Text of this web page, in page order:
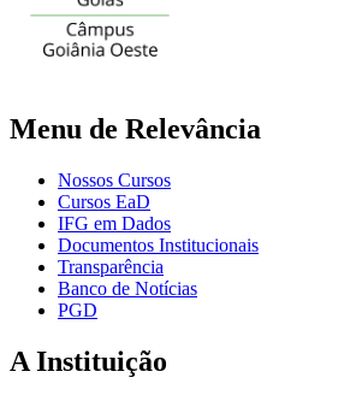
Menu de Relevância
Nossos Cursos
Cursos EaD
IFG em Dados
Documentos Institucionais
Transparência
Banco de Notícias
PGD
A Instituição